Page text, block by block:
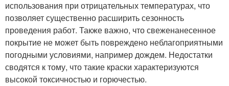
использования при отрицательных температурах, что
позволяет существенно расширить сезонность
проведения работ. Также важно, что свеженанесенное
покрытие не может быть повреждено неблагоприятными
погодными условиями, например дождем. Недостатки
сводятся к тому, что такие краски характеризуются
высокой токсичностью и горючестью.